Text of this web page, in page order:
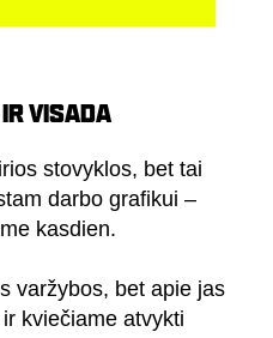
VISADA
stovyklos, bet tai
darbo grafikui –
kasdien.
varžybos, bet apie jas
kviečiame atvykti